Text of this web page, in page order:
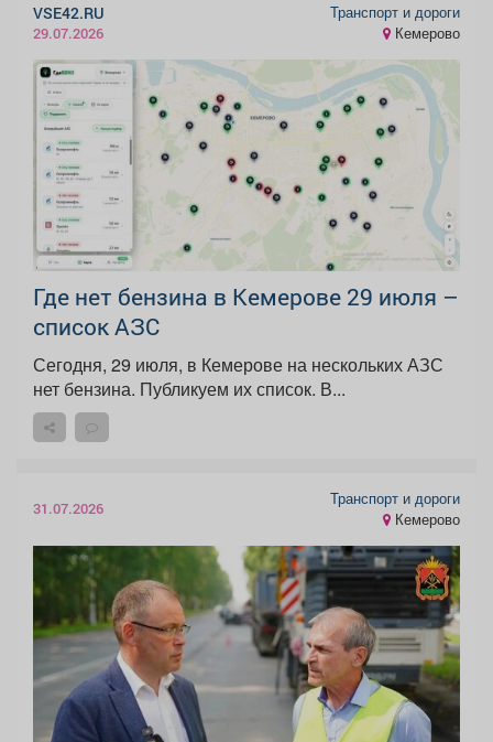
VSE42.RU
29.07.2026
Транспорт и дороги
Кемерово
Где нет бензина в Кемерове 29 июля –
список АЗС
Сегодня, 29 июля, в Кемерове на нескольких АЗС
нет бензина. Публикуем их список. В...
31.07.2026
Транспорт и дороги
Кемерово